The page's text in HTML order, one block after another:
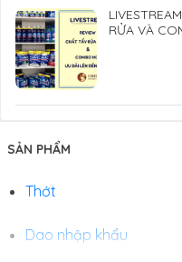
RỬA VÀ
SẢN PHẨM
Thớt
Dao nhập khẩu